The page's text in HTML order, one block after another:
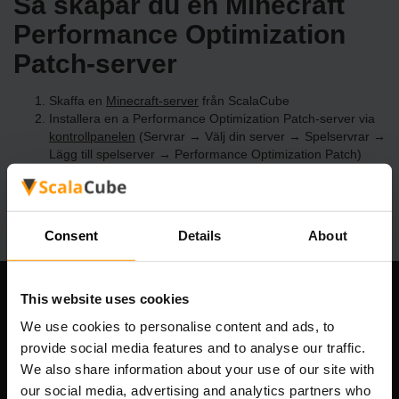
Consent Details About
This website uses cookies
We use cookies to personalise content and ads, to
provide social media features and to analyse our traffic.
We also share information about your use of our site with
our social media, advertising and analytics partners who
Performance Optimization
Patch-server
Skaffa en Minecraft-server från ScalaCube
Installera en a Performance Optimization Patch-server via
kontrollpanelen (Servrar → Välj din server → Spelservrar →
Lägg till spelserver → Performance Optimization Patch)
Vårt företag
Scalable Hosting Solutions OÜ